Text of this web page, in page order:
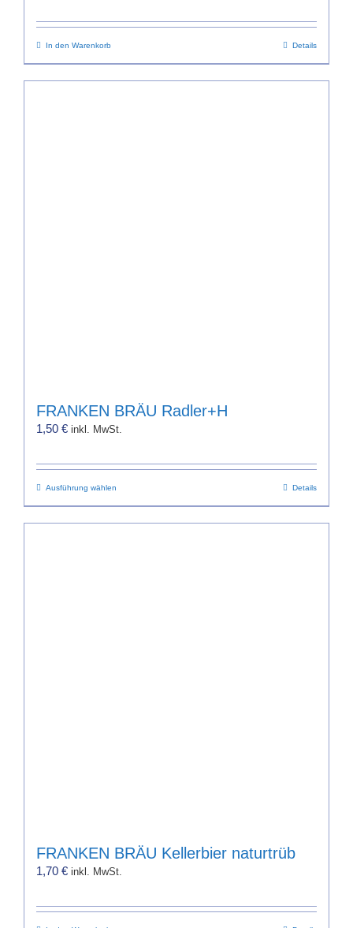
In den Warenkorb Details
FRANKEN BRÄU Radler+H
1,50 € inkl. MwSt.
Ausführung wählen
Produkt
weist
Details
FRANKEN BRÄU Kellerbier naturtrüb
1,70 € inkl. MwSt.